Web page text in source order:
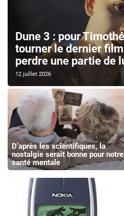
Dune 3 : pour
tourner le dernier
perdre une partie de
12 juillet 2026
D’après les scientifiques, la
nostalgie serait bonne pour notre
santé mentale